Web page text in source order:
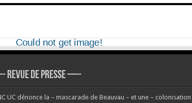
DE PRESSE —-
UC dénonce la – mascarade de Beauvau – et une –